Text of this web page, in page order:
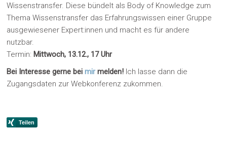
Wissenstransfer. Diese bündelt als Body of Knowledge zum
Thema Wissenstransfer das Erfahrungswissen einer Gruppe
ausgewiesener Expert:innen und macht es für andere
nutzbar.
Termin: Mittwoch, 13.12., 17 Uhr
Bei Interesse gerne beimirmelden! Ich lasse dann die
Zugangsdaten zur Webkonferenz zukommen.